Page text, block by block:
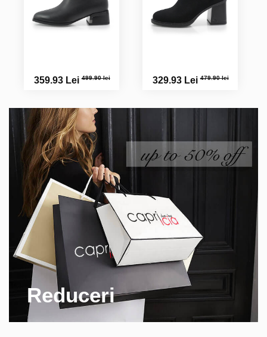
359.93 Lei499.90 lei 329.93 Lei479.90 lei
Reduceri